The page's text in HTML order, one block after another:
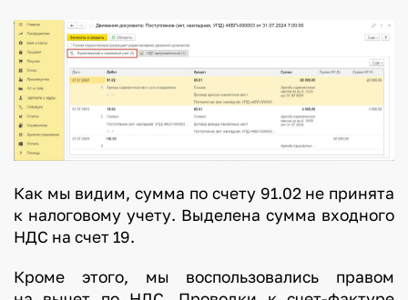
Как мы видим, сумма по счету 91.02 не принята
к налоговому учету. Выделена сумма входного
НДС на счет 19.
Кроме этого, мы воспользовались правом